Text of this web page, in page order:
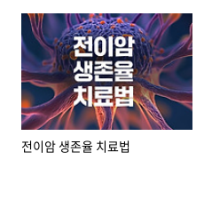
전이암 생존율 치료법